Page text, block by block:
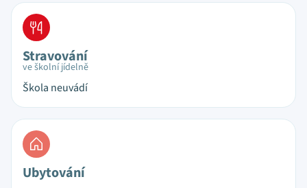
Stravování
ve školní jídelně
Škola neuvádí
Ubytování